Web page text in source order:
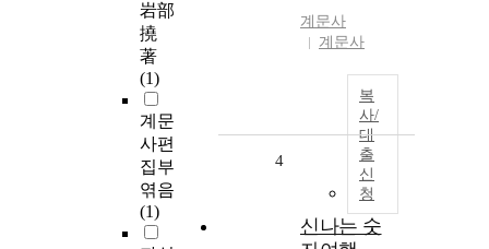
岩部
撓
著
(1)
계문
사편
집부
엮음
(1)
계문사
계문사
복
사/
대
출
신
청
4
신나는 숫